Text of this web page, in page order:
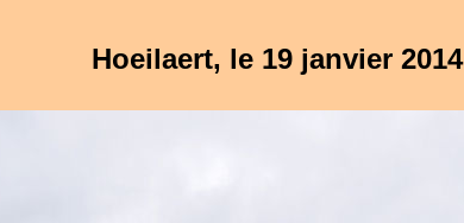
Hoeilaert, le 19 janvier 2014